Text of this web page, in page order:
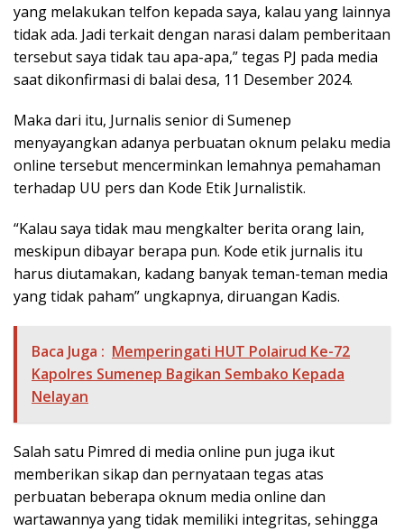
yang melakukan telfon kepada saya, kalau yang lainnya
tidak ada. Jadi terkait dengan narasi dalam pemberitaan
tersebut saya tidak tau apa-apa,” tegas PJ pada media
saat dikonfirmasi di balai desa, 11 Desember 2024.
Maka dari itu, Jurnalis senior di Sumenep
menyayangkan adanya perbuatan oknum pelaku media
online tersebut mencerminkan lemahnya pemahaman
terhadap UU pers dan Kode Etik Jurnalistik.
“Kalau saya tidak mau mengkalter berita orang lain,
meskipun dibayar berapa pun. Kode etik jurnalis itu
harus diutamakan, kadang banyak teman-teman media
yang tidak paham” ungkapnya, diruangan Kadis.
Baca Juga : Memperingati HUT Polairud Ke-72
Kapolres Sumenep Bagikan Sembako Kepada
Nelayan
Salah satu Pimred di media online pun juga ikut
memberikan sikap dan pernyataan tegas atas
perbuatan beberapa oknum media online dan
wartawannya yang tidak memiliki integritas, sehingga